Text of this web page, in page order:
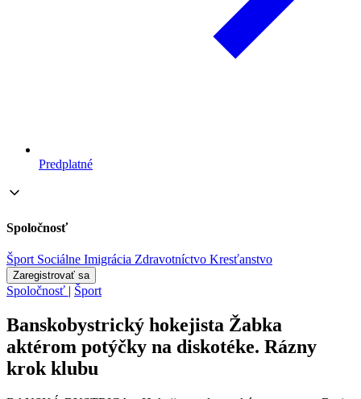
Predplatné
Spoločnosť
Šport Sociálne Imigrácia Zdravotníctvo Kresťanstvo
Zaregistrovať sa
Spoločnosť | Šport
Banskobystrický hokejista Žabka
aktérom potýčky na diskotéke. Rázny
krok klubu